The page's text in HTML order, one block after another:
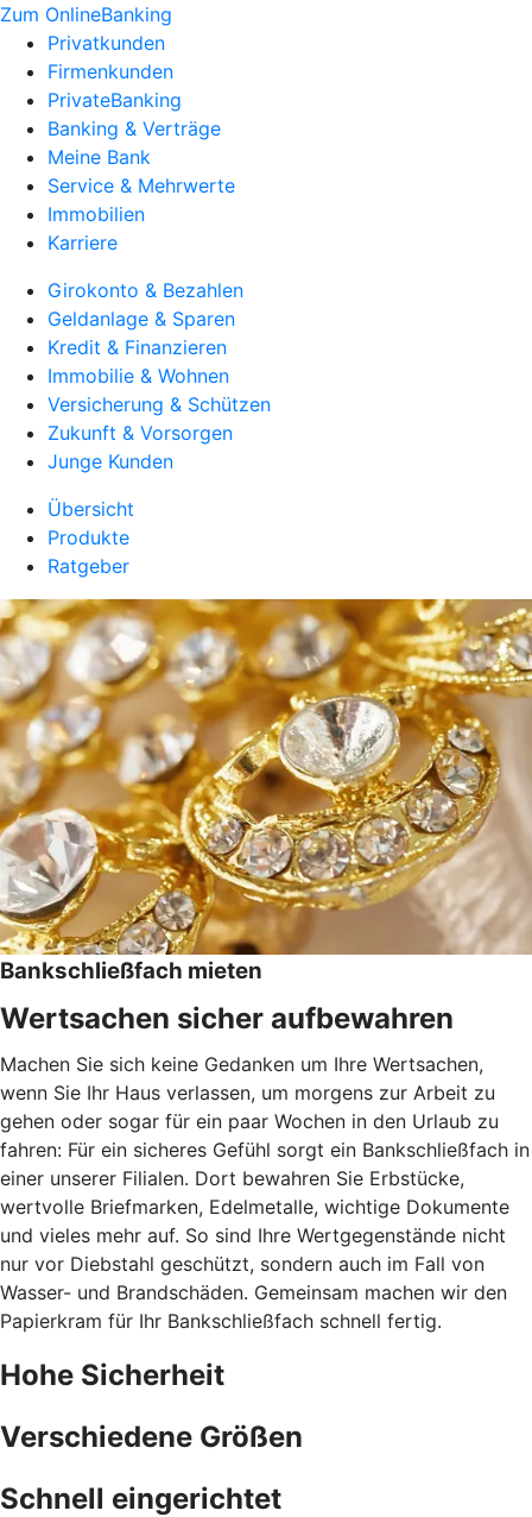
Zum OnlineBanking
Privatkunden
Firmenkunden
PrivateBanking
Banking & Verträge
Meine Bank
Service & Mehrwerte
Immobilien
Karriere
Girokonto & Bezahlen
Geldanlage & Sparen
Kredit & Finanzieren
Immobilie & Wohnen
Versicherung & Schützen
Zukunft & Vorsorgen
Junge Kunden
Übersicht
Produkte
Ratgeber
Bankschließfach mieten
Wertsachen sicher aufbewahren
Machen Sie sich keine Gedanken um Ihre Wertsachen,
wenn Sie Ihr Haus verlassen, um morgens zur Arbeit zu
gehen oder sogar für ein paar Wochen in den Urlaub zu
fahren: Für ein sicheres Gefühl sorgt ein Bankschließfach in
einer unserer Filialen. Dort bewahren Sie Erbstücke,
wertvolle Briefmarken, Edelmetalle, wichtige Dokumente
und vieles mehr auf. So sind Ihre Wertgegenstände nicht
nur vor Diebstahl geschützt, sondern auch im Fall von
Wasser- und Brandschäden. Gemeinsam machen wir den
Papierkram für Ihr Bankschließfach schnell fertig.
Hohe Sicherheit
Verschiedene Größen
Schnell eingerichtet